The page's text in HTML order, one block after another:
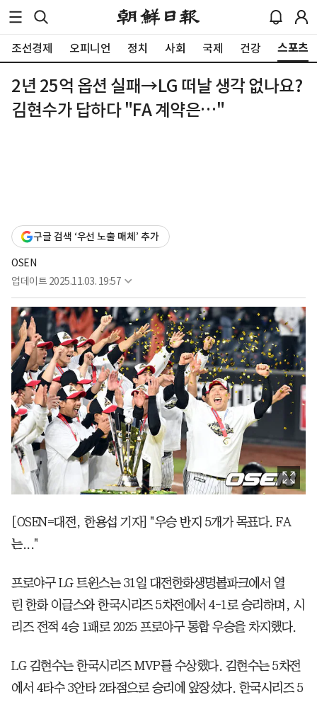
조선경제 오피니언 정치 사회 국제 건강 스포츠
2년 25억 옵션 실패→LG 떠날 생각 없나요?
김현수가 답하다 "FA 계약은…"
구글 검색 ‘우선 노출 매체’ 추가
OSEN
업데이트 2025.11.03. 19:57
[OSEN=대전, 한용섭 기자] "우승 반지 5개가 목표다. FA
는..."
프로야구 LG 트윈스는 31일 대전한화생명볼파크에서 열
린 한화 이글스와 한국시리즈 5차전에서 4-1로 승리하며, 시
리즈 전적 4승 1패로 2025 프로야구 통합 우승을 차지했다.
LG 김현수는 한국시리즈 MVP를 수상했다. 김현수는 5차전
에서 4타수 3안타 2타점으로 승리에 앞장섰다. 한국시리즈 5